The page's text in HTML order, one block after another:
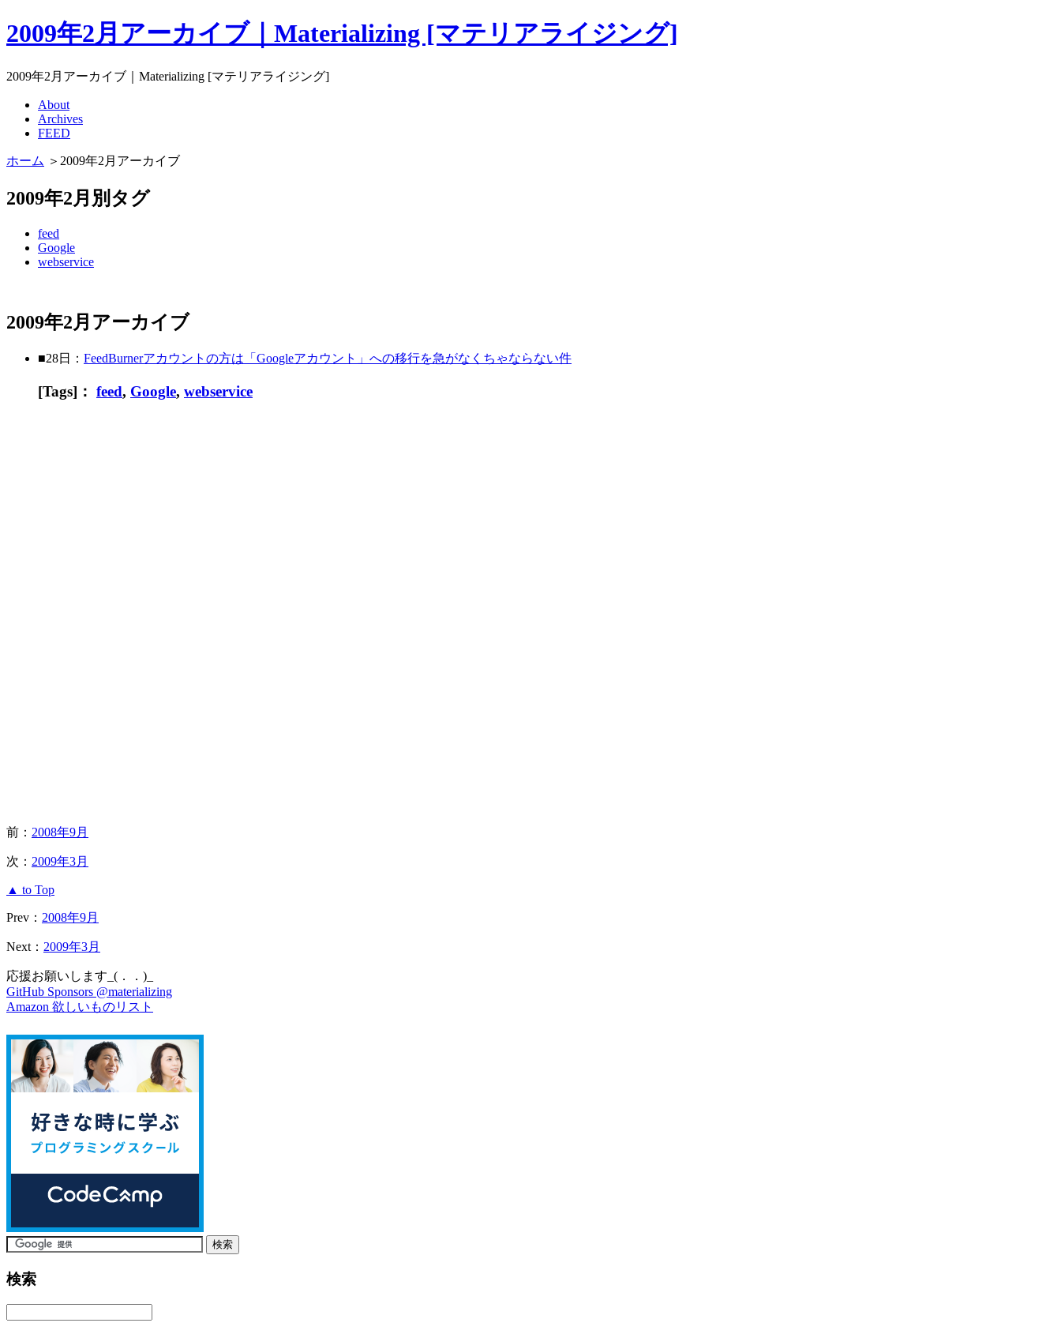
2009年2月アーカイブ｜Materializing [マテリアライジング]
2009年2月アーカイブ｜Materializing [マテリアライジング]
About
Archives
FEED
ホーム ＞2009年2月アーカイブ
2009年2月別タグ
feed
Google
webservice
2009年2月アーカイブ
■28日： FeedBurnerアカウントの方は「Googleアカウント」への移行を急がなくちゃならない件
[Tags]： feed, Google, webservice
前： 2008年9月
次： 2009年3月
▲ to Top
Prev： 2008年9月
Next： 2009年3月
応援お願いします_(．．)_
GitHub Sponsors @materializing
Amazon 欲しいものリスト
検索